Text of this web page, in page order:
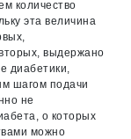
количество
эта величина
выдержано
диабетики,
шагом подачи
не
о которых
можно